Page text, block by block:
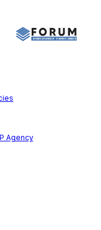
Agency